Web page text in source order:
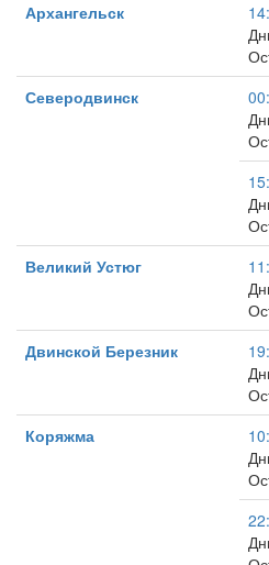
Архангельск
Северодвинск
Великий Устюг
Двинской Березник
Коряжма